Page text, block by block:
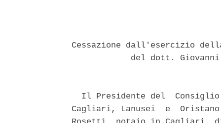
Cessazione dall'esercizio
del dott.
Il Presidente del
Cagliari, Lanusei  e